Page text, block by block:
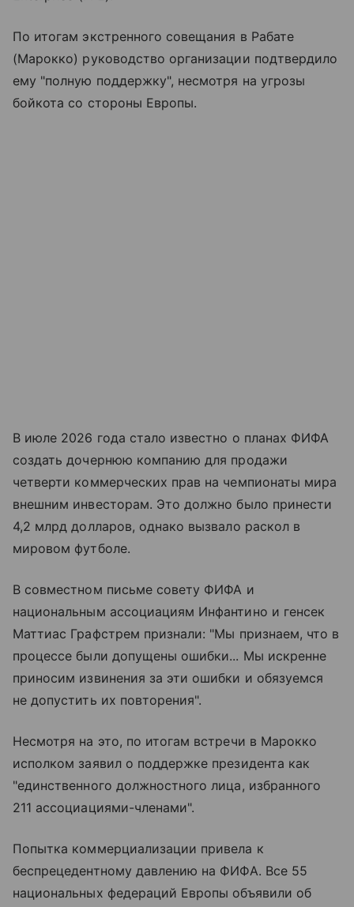
По итогам экстренного совещания в Рабате
(Марокко) руководство организации подтвердило
ему "полную поддержку", несмотря на угрозы
бойкота со стороны Европы.
В июле 2026 года стало известно о планах ФИФА
создать дочернюю компанию для продажи
четверти коммерческих прав на чемпионаты мира
внешним инвесторам. Это должно было принести
4,2 млрд долларов, однако вызвало раскол в
мировом футболе.
В совместном письме совету ФИФА и
национальным ассоциациям Инфантино и генсек
Маттиас Графстрем признали: "Мы признаем, что в
процессе были допущены ошибки... Мы искренне
приносим извинения за эти ошибки и обязуемся
не допустить их повторения".
Несмотря на это, по итогам встречи в Марокко
исполком заявил о поддержке президента как
"единственного должностного лица, избранного
211 ассоциациями-членами".
Попытка коммерциализации привела к
беспрецедентному давлению на ФИФА. Все 55
национальных федераций Европы объявили об